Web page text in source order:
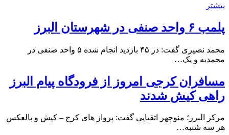
بیشتر
پلمب ۶ واحد صنفی در شهرستان البرز
محمد نصیری گفت: در ۴۵ بازدید انجام شده ۵ واحد صنفی در
محمدیه و یک…
مسافران کرجی امروز از فرودگاه پیام البرز
راهی کیش شدند
مرکز البرز؛ منوچهر اتقیایی گفت: پرواز های کرج – کیش و بالعکس
هر سه شنبه…